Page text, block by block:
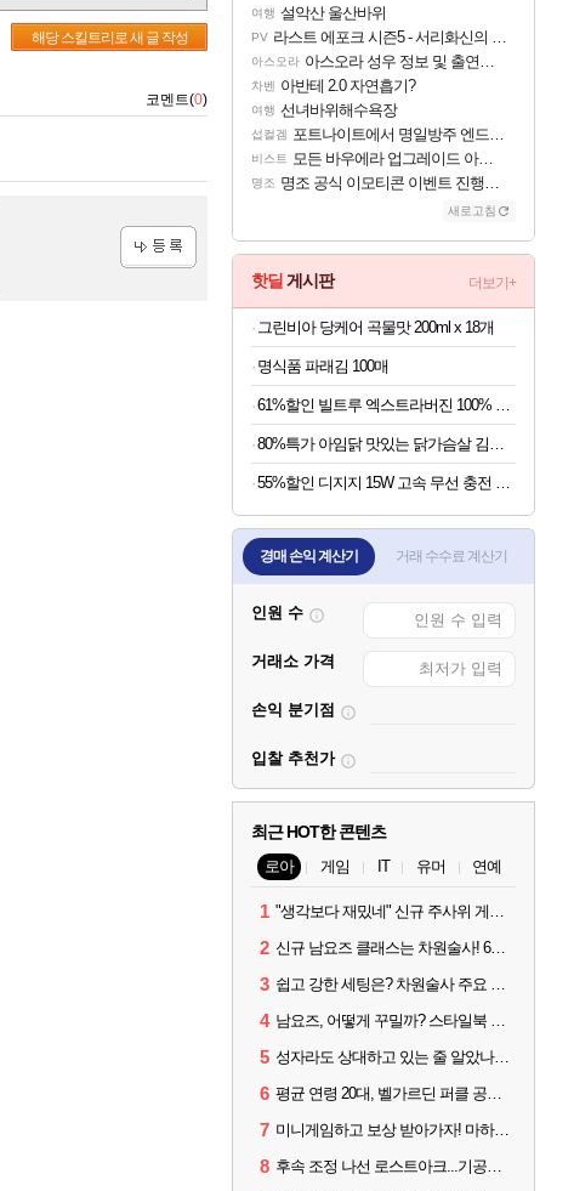
해당 스킬트리로 새 글 작성
코멘트(0)
여행 설악산 울산바위
PV 라스트 에포크 시즌5 - 서리화신의 분노 티저
아스오라 아스오라 성우 정보 및 출연작 모음
차벤 아반테 2.0 자연흡기?
여행 선녀바위해수욕장
섭컬겜 포트나이트에서 명일방주 엔드필드 [펠리카] 판매 예정
비스트 모든 바우에라 업그레이드 아이템 획득 위치 공략 (89개)
명조 명조 공식 이모티콘 이벤트 진행해봤습니다! 참여부터 추첨까지????
새로고침
핫딜 게시판 더보기+
그린비아 당케어 곡물맛 200ml x 18개
명식품 파래김 100매
55%할인 디지지 15W 고속 무선 충전 거치대, 블랙, 1개
경매 손익 계산기 거래 수수료 계산기
인원 수
거래소 가격
손익 분기점
입찰 추천가
최근 HOT한 콘텐츠
로아 게임 IT 유머 연예
1 "생각보다 재밌네" 신규 주사위 게임 티카투카 호평
2 신규 남요즈 클래스는 차원술사! 6월 20일 로아온 썸머 정리
3 쉽고 강한 세팅은? 차원술사 주요 빌드와 스킬 코드
4 남요즈, 어떻게 꾸밀까? 스타일북 인기 차원술사 커스터마이즈
5 성자라도 상대하고 있는 줄 알았나? 벨가르딘 이모저모
6 평균 연령 20대, 벨가르딘 퍼클 공대 '영로티'를 만나다
7 미니게임하고 보상 받아가자! 마하라카 썸머 캠프 할 일은?
8 후속 조정 나선 로스트아크...기공사, 차원술사 하향